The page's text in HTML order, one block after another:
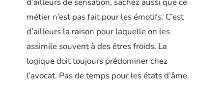
métier n’est pas fait pour les émotifs. C’est
d’ailleurs la raison pour laquelle on les
assimile souvent à des êtres froids. La
logique doit toujours prédominer chez
l’avocat. Pas de temps pour les états d’âme.